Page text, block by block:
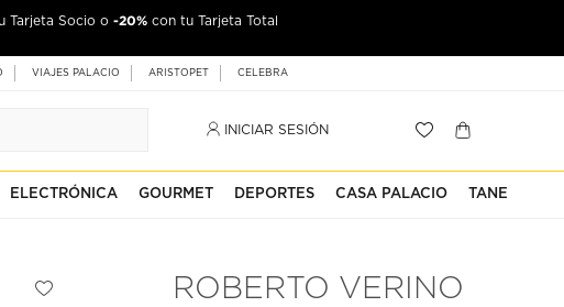
Tarjeta Socio o -20% con tu Tarjeta Total
VIAJES PALACIO ARISTOPET CELEBRA
INICIAR SESIÓN
ELECTRÓNICA GOURMET DEPORTES CASA PALACIO TANE
ROBERTO VERINO